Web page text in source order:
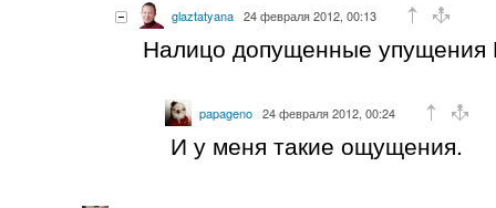
glaztatyana 24 февраля 2012, 00:13
Налицо допущенные упущения
papageno 24 февраля 2012, 00:24
И у меня такие ощущения.